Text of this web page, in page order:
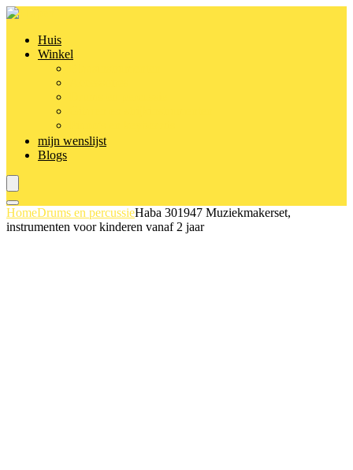
Huis
Winkel
mijn wenslijst
Blogs
HomeDrums en percussieHaba 301947 Muziekmakerset,
instrumenten voor kinderen vanaf 2 jaar